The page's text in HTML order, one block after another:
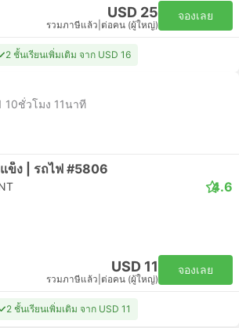
USD 25
รวมภาษีแล้ว ต่อคน (ผู้ใหญ่)
จองเลย
2 ชั้นเรียนเพิ่มเติม จาก USD 16
10ชั่วโมง 11นาที
ข็ง | รถไฟ #5806
4.6
USD 11
รวมภาษีแล้ว ต่อคน (ผู้ใหญ่)
จองเลย
2 ชั้นเรียนเพิ่มเติม จาก USD 11